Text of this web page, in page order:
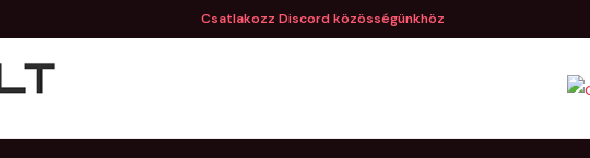
Csatlakozz Discord közösségünkhöz